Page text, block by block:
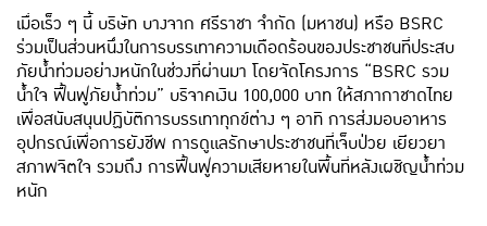
เมื่อเร็ว ๆ นี้ บริษัท บางจาก ศรีราชา จำกัด (มหาชน) หรือ BSRC
ร่วมเป็นส่วนหนึ่งในการบรรเทาความเดือดร้อนของประชาชนที่ประสบ
ภัยน้ำท่วมอย่างหนักในช่วงที่ผ่านมา โดยจัดโครงการ “BSRC รวม
น้ำใจ ฟื้นฟูภัยน้ำท่วม” บริจาคเงิน 100,000 บาท ให้สภากาชาดไทย
เพื่อสนับสนุนปฏิบัติการบรรเทาทุกข์ต่าง ๆ อาทิ การส่งมอบอาหาร
อุปกรณ์เพื่อการยังชีพ การดูแลรักษาประชาชนที่เจ็บป่วย เยียวยา
สภาพจิตใจ รวมถึง การฟื้นฟูความเสียหายในพื้นที่หลังเผชิญน้ำท่วม
หนัก